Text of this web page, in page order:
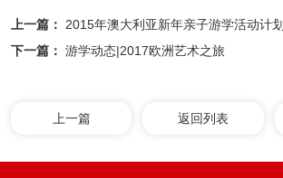
上一篇：
2015年澳大利亚新年亲子游学活动计划
下一篇： 游学动态|2017欧洲艺术之旅
上一篇 返回列表